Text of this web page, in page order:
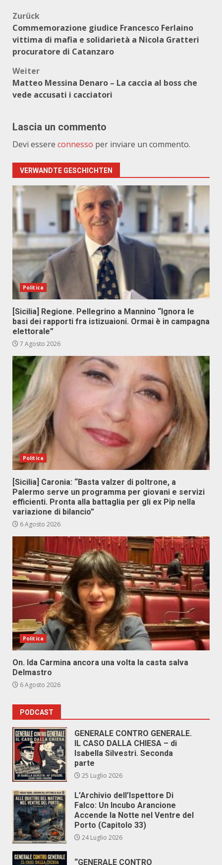
Beitragsnavigation
Zurück
Commemorazione giudice Francesco Ferlaino
vittima di mafia e solidarietà a Nicola Gratteri
procuratore di Catanzaro
Weiter
Matteo Messina Denaro – La caccia al boss che
vede accusati i cacciatori
Lascia un commento
Devi essere connesso per inviare un commento.
VERWANDTE GESCHICHTEN
Politica
[Sicilia] Regione. Pellegrino a Mannino “Ignora le
basi dei rapporti fra istizuaioni. Ormai è in campagna
elettorale”
7 Agosto 2026
Politica
[Sicilia] Caronia: “Basta valzer di poltrone, a
Palermo serve un programma per giovani e servizi
efficienti. Pronta alla battaglia per gli ex Pip nella
variazione di bilancio”
6 Agosto 2026
Politica
On. Ida Carmina ancora una volta la casta salva
Delmastro
6 Agosto 2026
PODCAST
GENERALE CONTRO GENERALE.
IL CASO DALLA CHIESA – di
Isabella Silvestri. Seconda
parte
25 Luglio 2026
L’Archivio dell’Ispettore Di
Falco: Un Incubo Arancione
Accende la Notte nel Ventre del
Porto (Capitolo 33)
24 Luglio 2026
“GENERALE CONTRO